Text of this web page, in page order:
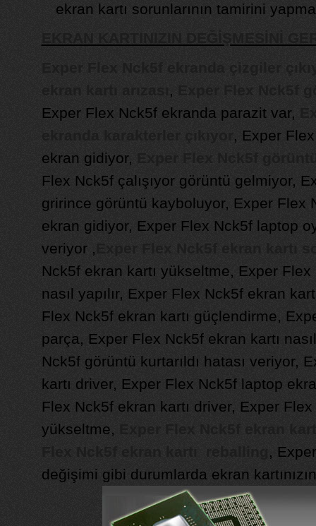
ekran kartı sorunlarının tamirini
,
Exper Flex Nck5f ekranda parazit var,
, Exper
ekran gidiyor,
Flex Nck5f çalışıyor görüntü gelmiyor,
grirince görüntü kayboluyor, Exper Flex
ekran gidiyor, Exper Flex Nck5f laptop
veriyor ,
Nck5f ekran kartı yükseltme, Exper
nasıl yapılır, Exper Flex Nck5f ekran
Flex Nck5f ekran kartı güçlendirme,
parça, Exper Flex Nck5f ekran kartı
Nck5f görüntü kurtarıldı hatası veriyor,
kartı driver, Exper Flex Nck5f laptop
Flex Nck5f ekran kartı driver, Exper
yükseltme,
,
değişimi gibi durumlarda ekran